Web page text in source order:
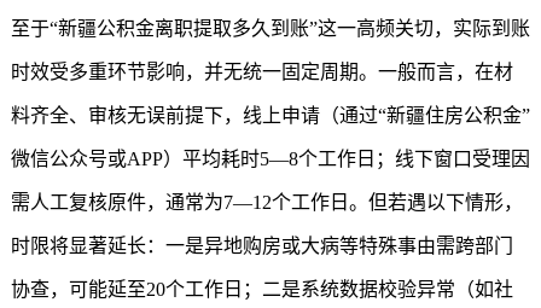
至于“新疆公积金离职提取多久到账”这一高频关切，实际到账
时效受多重环节影响，并无统一固定周期。一般而言，在材
料齐全、审核无误前提下，线上申请（通过“新疆住房公积金”
微信公众号或APP）平均耗时5—8个工作日；线下窗口受理因
需人工复核原件，通常为7—12个工作日。但若遇以下情形，
时限将显著延长：一是异地购房或大病等特殊事由需跨部门
协查，可能延至20个工作日；二是系统数据校验异常（如社